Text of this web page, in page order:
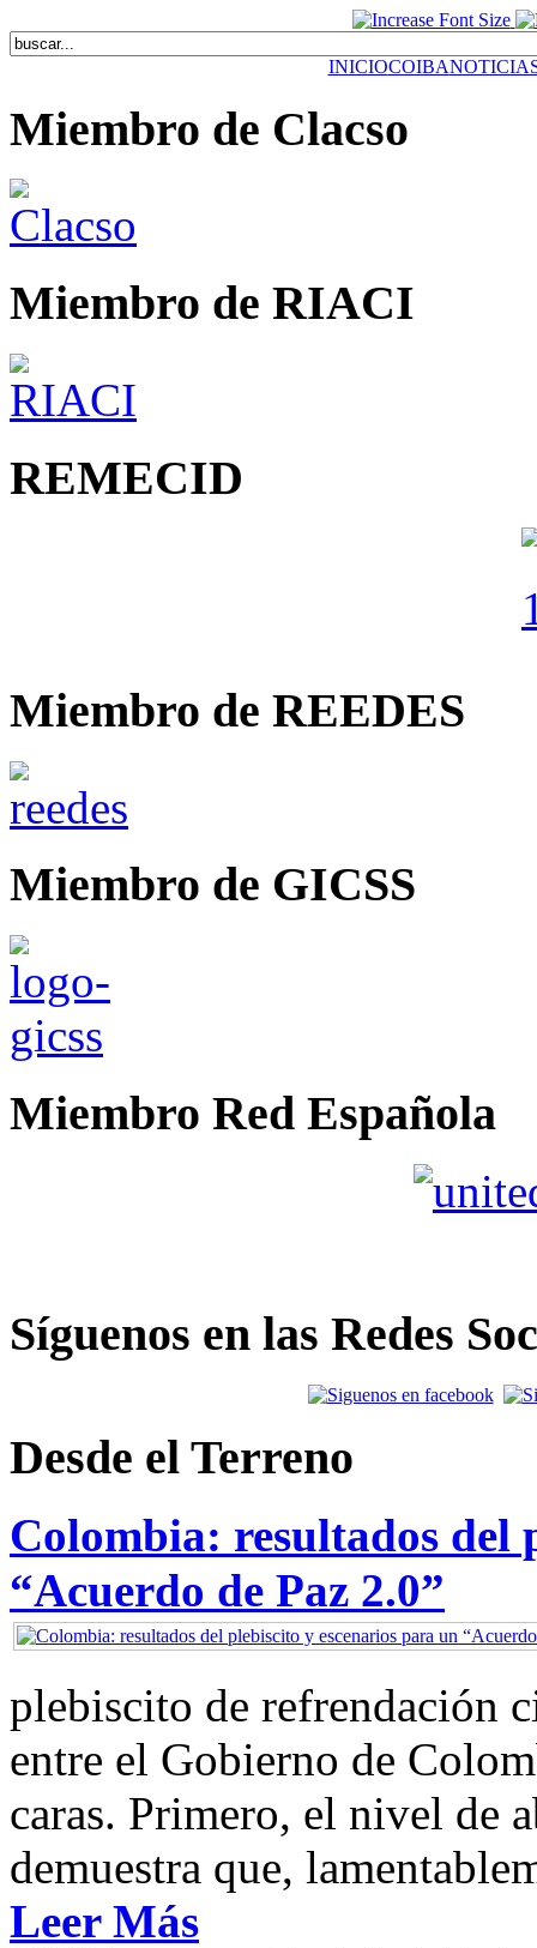
INICIOCOIBA
Miembro de Clacso
Miembro de RIACI
REMECID
Miembro de REEDES
Miembro de GICSS
Miembro Red Española
Síguenos en las Redes
Desde el Terreno
Colombia: resultados del
“Acuerdo de Paz 2.0”
plebiscito de refrendación
entre el Gobierno de
caras. Primero, el nivel de
demuestra que,
Leer Más